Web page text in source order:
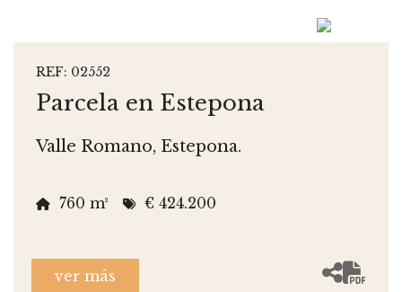
REF: 02552
Parcela en Estepona
Valle Romano, Estepona.
760 m² € 424.200
ver más